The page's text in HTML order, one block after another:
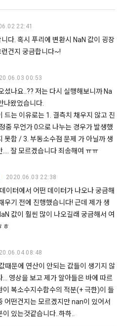
22:41
다. 혹시 푸리에 변환시 NaN 값이 굉장
건지 궁금합니다~!
00:53
셨나요..?? 저는 다시 실행해보니까 Na
나왔었습니다.
드는 이유로는 1. 결측치 채우지 않고 진
중 무언가 0으로 나누는 경우가 발생했
못함 / 3. 부동소수점 문제 가 아닐까 생
.... 잘 모르겠습니다 죄송해여 ㅠㅠ
2020.06.03 22:38
이터에서 어떤 데이터가 나오나 궁금해
우기 전에 진행했습니다! 근데 제가 생
값이 훨씬 많이 나오길래 궁금해서 여
ㅎ
08:48
때문에 연산이 안되는 값들이 생기지 않
... 영상을 보고 제가 알아들은 바에 따르
이 복소수지수함수의 적분(+ 극한)이 들
어떤건지는 모르겠지만 nan이 있어서
있는것같습니다..하하..